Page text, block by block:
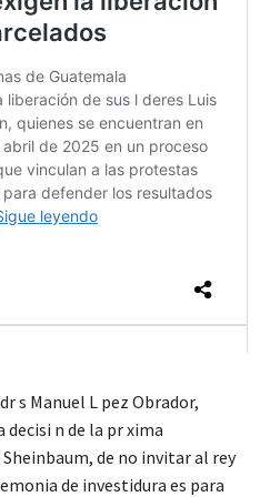
s Manuel L pez Obrador,
n de la pr xima
de no invitar al rey
de investidura es para